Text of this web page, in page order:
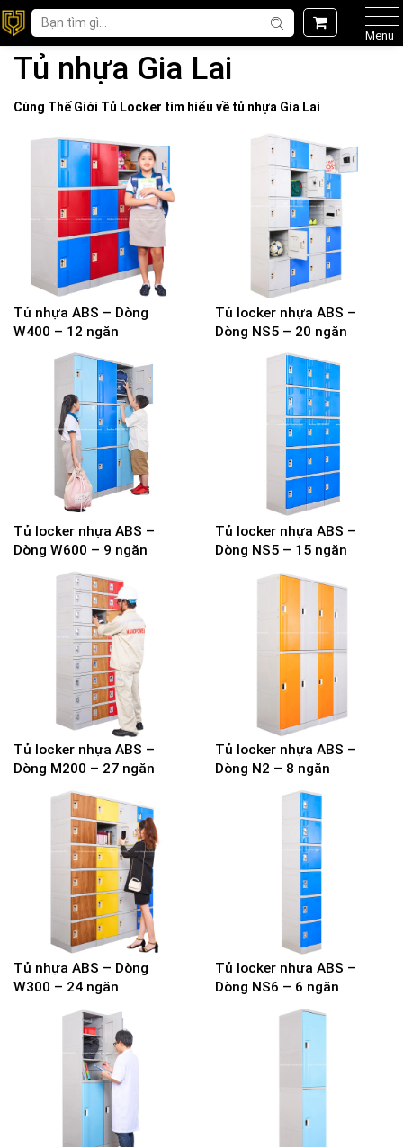
Menu
Tủ nhựa Gia Lai
Cùng Thế Giới Tủ Locker tìm hiểu về tủ nhựa Gia Lai
Tủ nhựa ABS – Dòng
W400 – 12 ngăn
Tủ locker nhựa ABS –
Dòng NS5 – 20 ngăn
Tủ locker nhựa ABS –
Dòng W600 – 9 ngăn
Tủ locker nhựa ABS –
Dòng NS5 – 15 ngăn
Tủ locker nhựa ABS –
Dòng M200 – 27 ngăn
Tủ locker nhựa ABS –
Dòng N2 – 8 ngăn
Tủ nhựa ABS – Dòng
W300 – 24 ngăn
Tủ locker nhựa ABS –
Dòng NS6 – 6 ngăn